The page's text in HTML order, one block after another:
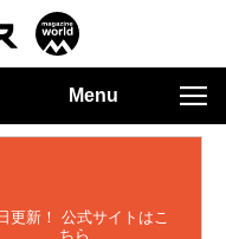
Menu
更新！ 公式サイトはこ
ちら